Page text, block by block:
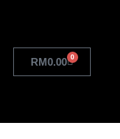
RM0.00 0